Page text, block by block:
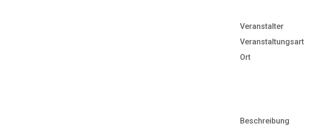
Veranstalter
Veranstaltungsart
Ort
Beschreibung